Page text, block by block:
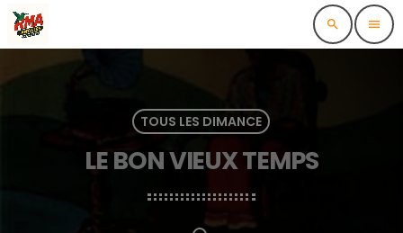
search menu
TOUS LES DIMANCE
LE BON VIEUX TEMPS